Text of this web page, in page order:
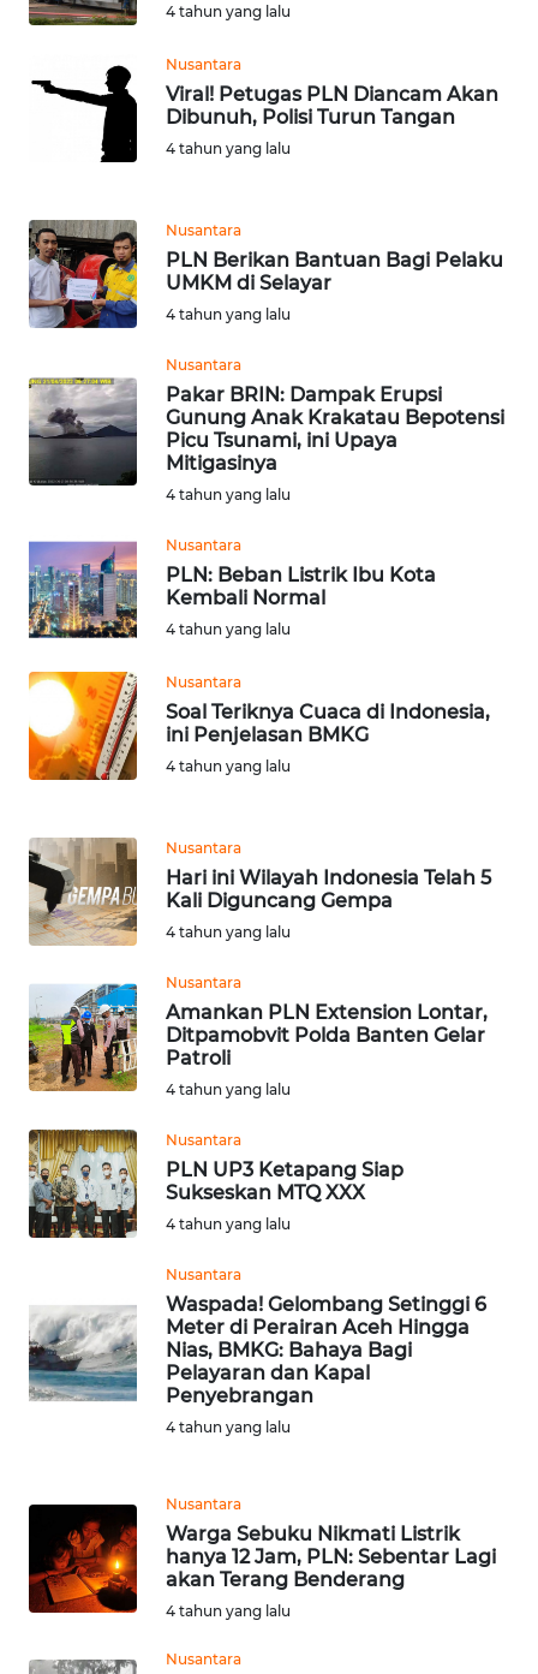
4 tahun yang lalu
Nusantara
Viral! Petugas PLN Diancam Akan
Dibunuh, Polisi Turun Tangan
4 tahun yang lalu
Nusantara
PLN Berikan Bantuan Bagi Pelaku
UMKM di Selayar
4 tahun yang lalu
Nusantara
Pakar BRIN: Dampak Erupsi
Gunung Anak Krakatau Bepotensi
Picu Tsunami, ini Upaya
Mitigasinya
4 tahun yang lalu
Nusantara
PLN: Beban Listrik Ibu Kota
Kembali Normal
4 tahun yang lalu
Nusantara
Soal Teriknya Cuaca di Indonesia,
ini Penjelasan BMKG
4 tahun yang lalu
Nusantara
Hari ini Wilayah Indonesia Telah 5
Kali Diguncang Gempa
4 tahun yang lalu
Nusantara
Amankan PLN Extension Lontar,
Ditpamobvit Polda Banten Gelar
Patroli
4 tahun yang lalu
Nusantara
PLN UP3 Ketapang Siap
Sukseskan MTQ XXX
4 tahun yang lalu
Nusantara
Waspada! Gelombang Setinggi 6
Meter di Perairan Aceh Hingga
Nias, BMKG: Bahaya Bagi
Pelayaran dan Kapal
Penyebrangan
4 tahun yang lalu
Nusantara
Warga Sebuku Nikmati Listrik
hanya 12 Jam, PLN: Sebentar Lagi
akan Terang Benderang
4 tahun yang lalu
Nusantara
WN
SELATAN
TANJUNG
WN
KARO
WN
LABUHANBATU
TAPANULI
TENGAH
WN DELI
WN
TEBING
TINGGI
WN
PAKPAK
WN
KARAWANG
WN
BEKASI
BOGOR
WN
DEPOK
TAPANULI
UTARA
WN
PADANG
LAWAS
WN